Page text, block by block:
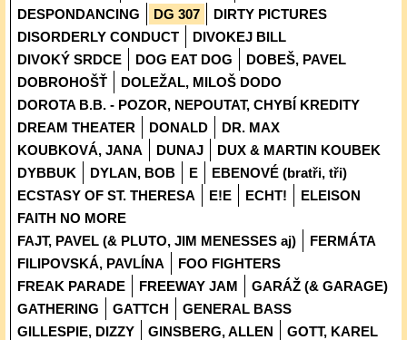
DESPONDANCING
DG 307
DIRTY PICTURES
DISORDERLY CONDUCT
DIVOKEJ BILL
DIVOKÝ SRDCE
DOG EAT DOG
DOBEŠ, PAVEL
DOBROHOŠŤ
DOLEŽAL, MILOŠ DODO
DOROTA B.B. - POZOR, NEPOUTAT, CHYBÍ KREDITY
DREAM THEATER
DONALD
DR. MAX
KOUBKOVÁ, JANA
DUNAJ
DUX & MARTIN KOUBEK
DYBBUK
DYLAN, BOB E
EBENOVÉ (bratři, tři)
ECSTASY OF ST. THERESA
E!E ECHT!
ELEISON
FAITH NO MORE
FAJT, PAVEL (& PLUTO, JIM MENESSES aj)
FERMÁTA
FILIPOVSKÁ, PAVLÍNA
FOO FIGHTERS
FREAK PARADE
FREEWAY JAM
GARÁŽ (& GARAGE)
GATHERING
GATTCH
GENERAL BASS
GILLESPIE, DIZZY
GINSBERG, ALLEN
GOTT, KAREL